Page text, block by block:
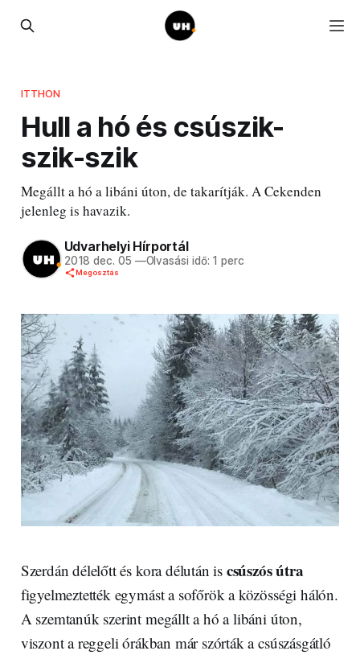
ITTHON
Hull a hó és csúszik-
szik-szik
Megállt a hó a libáni úton, de takarítják. A Cekenden
jelenleg is havazik.
Udvarhelyi Hírportál
2018 dec. 05 —Olvasási idő: 1 perc
Megosztás
Szerdán délelőtt és kora délután is csúszós útra
figyelmeztették egymást a sofőrök a közösségi hálón.
A szemtanúk szerint megállt a hó a libáni úton,
viszont a reggeli órákban már szórták a csúszásgátló